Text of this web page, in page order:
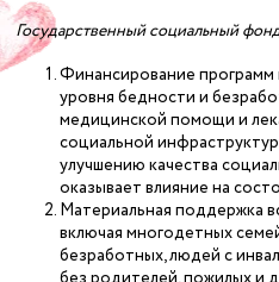
Государственный социальный
Финансирование
уровня бедности и
медицинской помощи и
социальной
улучшению качества
оказывает влияние на
Материальная поддержка
включая многодетных
безработных, людей с